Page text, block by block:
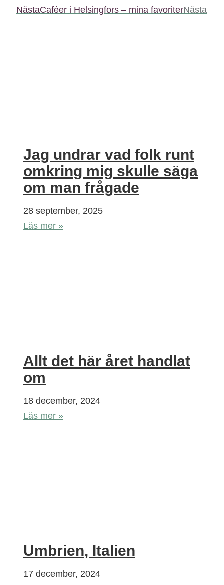
NästaCaféer i Helsingfors – mina favoriterNästa
Jag undrar vad folk runt
omkring mig skulle säga
om man frågade
28 september, 2025
Läs mer »
Allt det här året handlat
om
18 december, 2024
Läs mer »
Umbrien, Italien
17 december, 2024